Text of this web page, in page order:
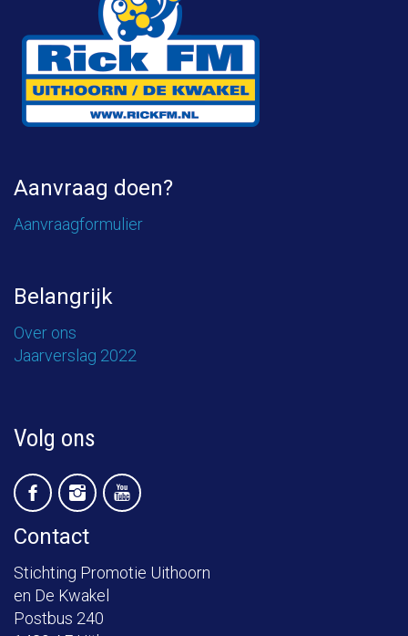
Aanvraag doen?
Aanvraagformulier
Belangrijk
Over ons
Jaarverslag 2022
Volg ons
Contact
Stichting Promotie Uithoorn
en De Kwakel
Postbus 240